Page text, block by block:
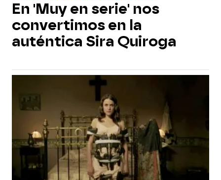
En 'Muy en serie' nos
convertimos en la
auténtica Sira Quiroga